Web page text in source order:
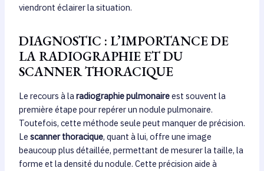
viendront éclairer la situation.
DIAGNOSTIC : L’IMPORTANCE DE
LA RADIOGRAPHIE ET DU
SCANNER THORACIQUE
Le recours à laradiographie pulmonaireest souvent la
première étape pour repérer un nodule pulmonaire.
Toutefois, cette méthode seule peut manquer de précision.
Le scanner thoracique, quant à lui, offre une image
beaucoup plus détaillée, permettant de mesurer la taille, la
forme et la densité du nodule. Cette précision aide à